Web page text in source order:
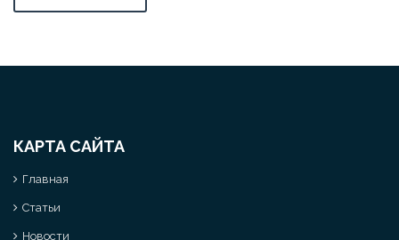
КАРТА САЙТА
Главная
Статьи
Новости